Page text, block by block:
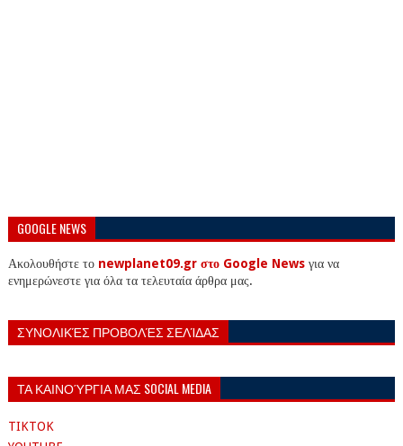
GOOGLE NEWS
Ακολουθήστε το newplanet09.gr στο Google Newsγια να
ενημερώνεστε για όλα τα τελευταία άρθρα μας.
ΣΥΝΟΛΙΚΈΣ ΠΡΟΒΟΛΈΣ ΣΕΛΊΔΑΣ
ΤΑ ΚΑΙΝΟΎΡΓΙΑ ΜΑΣ SOCIAL MEDIA
TIKTOK